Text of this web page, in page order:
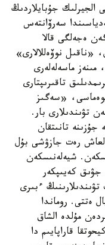
جۇبايلاردىڭ
سەرۆانتەس
ەجەلگى قالا
«ناقىل نوۆەللالارى»
ماسەلەلەرى
تاقىرىپتارى
«سەگىز
تۋىندىلارى بار.
تانىتقان
رەت جازۋشى بۇل
شيەلەنىسكەن
تولى جاقۇت تۋىندىدا 700 گە جۋىق كەيىپكەر
ءبىرى
ەتتى. روماندا
مۇلدە الشاق
قاراپايىم دا